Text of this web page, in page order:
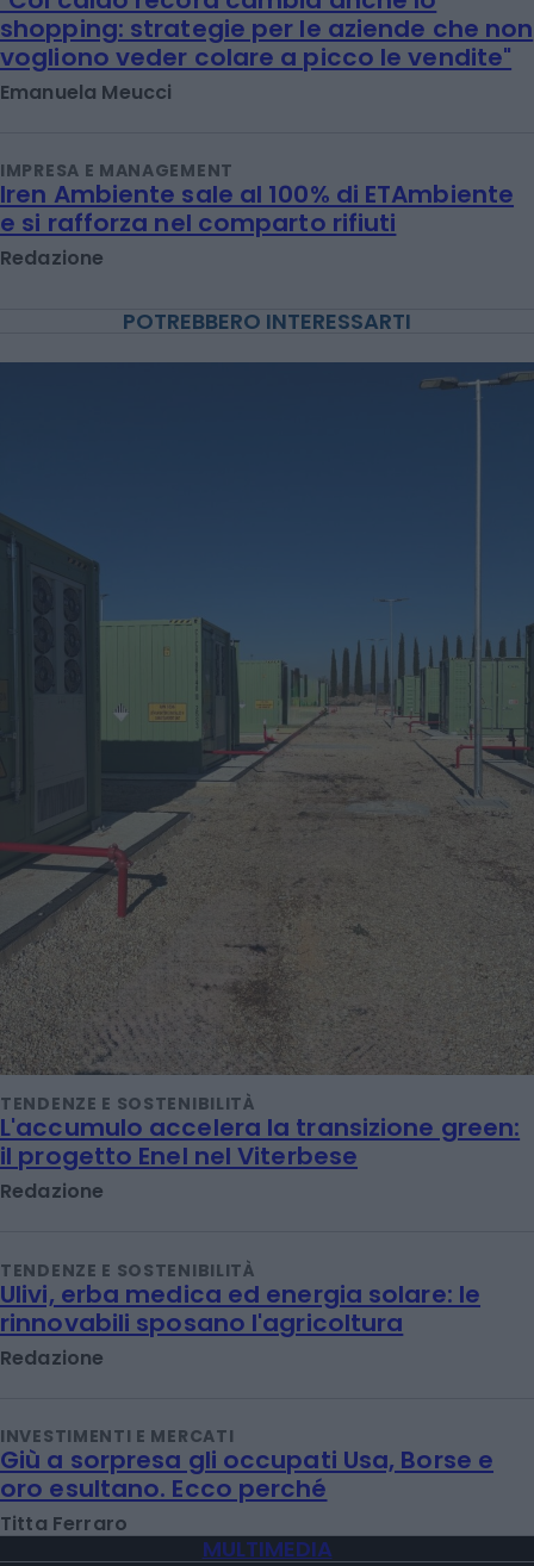
shopping: strategie per le aziende che non
vogliono veder colare a picco le vendite"
Emanuela Meucci
IMPRESA E MANAGEMENT
Iren Ambiente sale al 100% di ETAmbiente
e si rafforza nel comparto rifiuti
Redazione
POTREBBERO INTERESSARTI
TENDENZE E SOSTENIBILITÀ
L'accumulo accelera la transizione green:
il progetto Enel nel Viterbese
Redazione
TENDENZE E SOSTENIBILITÀ
Ulivi, erba medica ed energia solare: le
rinnovabili sposano l'agricoltura
Redazione
INVESTIMENTI E MERCATI
Giù a sorpresa gli occupati Usa, Borse e
oro esultano. Ecco perché
Titta Ferraro
MULTIMEDIA